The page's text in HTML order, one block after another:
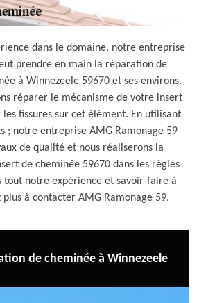
dans le domaine, notre entreprise
prendre en main la réparation de
à Winnezeele 59670 et ses environs.
réparer le mécanisme de votre insert
fissures sur cet élément. En utilisant
; notre entreprise AMG Ramonage 59
de qualité et nous réaliserons la
de cheminée 59670 dans les règles
tout notre expérience et savoir-faire à
à contacter AMG Ramonage 59.
de cheminée à Winnezeele